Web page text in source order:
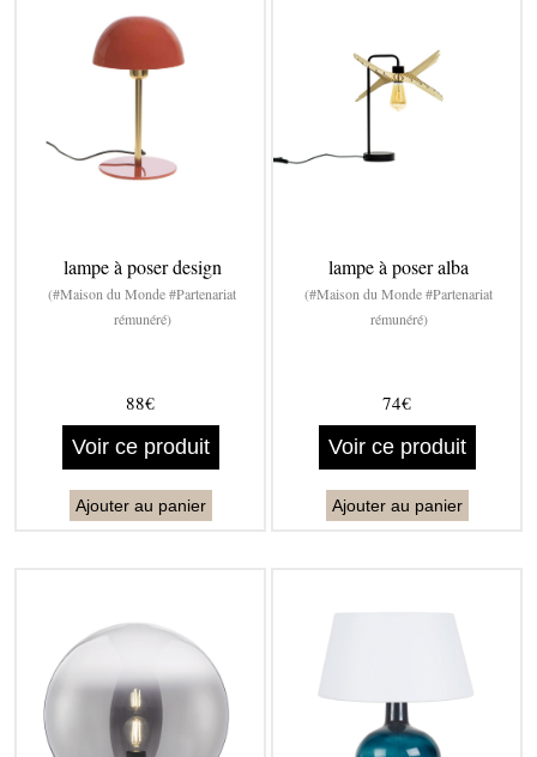
lampe à poser design
(#Maison du Monde #Partenariat
rémunéré)
88€
Voir ce produit
Ajouter au panier
lampe à poser alba
(#Maison du Monde #Partenariat
rémunéré)
74€
Voir ce produit
Ajouter au panier